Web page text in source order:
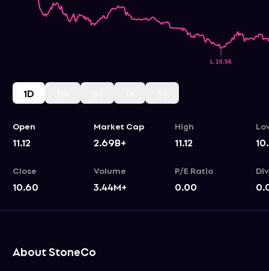
1D
Open
11.12
Market Cap
2.69B+
High
11.12
Close
10.60
Volume
3.44M+
P/E Ratio
0.00
About StoneCo